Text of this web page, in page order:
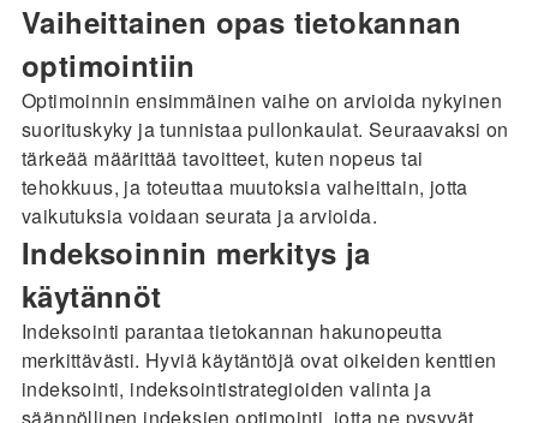
Vaiheittainen opas tietokannan
optimointiin
Optimoinnin ensimmäinen vaihe on arvioida nykyinen
suorituskyky ja tunnistaa pullonkaulat. Seuraavaksi on
tärkeää määrittää tavoitteet, kuten nopeus tai
tehokkuus, ja toteuttaa muutoksia vaiheittain, jotta
vaikutuksia voidaan seurata ja arvioida.
Indeksoinnin merkitys ja
käytännöt
Indeksointi parantaa tietokannan hakunopeutta
merkittävästi. Hyviä käytäntöjä ovat oikeiden kenttien
indeksointi, indeksointistrategioiden valinta ja